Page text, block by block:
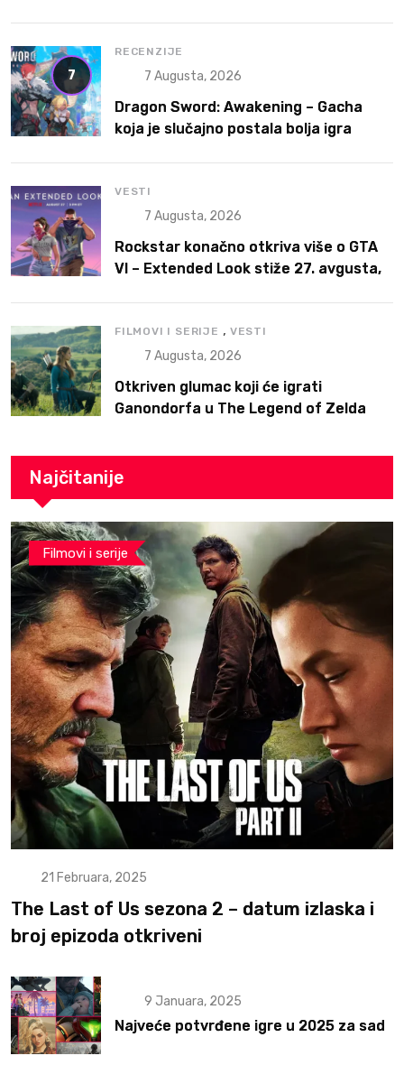
7
RECENZIJE
7 Augusta, 2026
Dragon Sword: Awakening – Gacha
koja je slučajno postala bolja igra
VESTI
7 Augusta, 2026
Rockstar konačno otkriva više o GTA
VI – Extended Look stiže 27. avgusta,
FILMOVI I SERIJE , VESTI
7 Augusta, 2026
Otkriven glumac koji će igrati
Ganondorfa u The Legend of Zelda
Najčitanije
Filmovi i serije
21 Februara, 2025
The Last of Us sezona 2 – datum izlaska i
broj epizoda otkriveni
9 Januara, 2025
Najveće potvrđene igre u 2025 za sad